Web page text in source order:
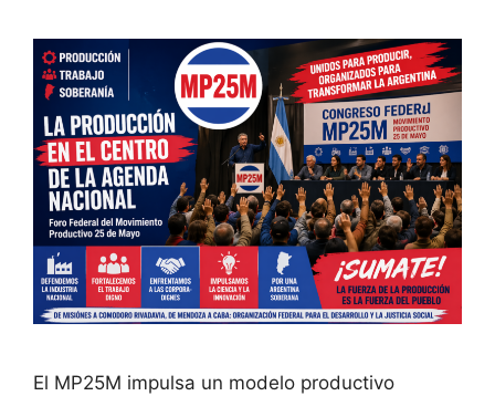
El MP25M impulsa un modelo productivo